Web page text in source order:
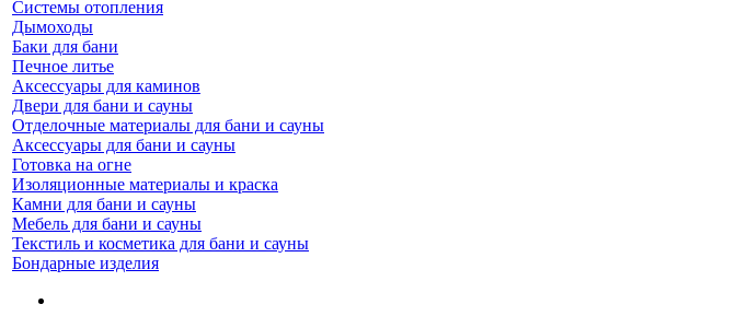
Системы отопления
Дымоходы
Баки для бани
Печное литье
Аксессуары для каминов
Двери для бани и сауны
Отделочные материалы для бани и сауны
Аксессуары для бани и сауны
Готовка на огне
Изоляционные материалы и краска
Камни для бани и сауны
Мебель для бани и сауны
Текстиль и косметика для бани и сауны
Бондарные изделия